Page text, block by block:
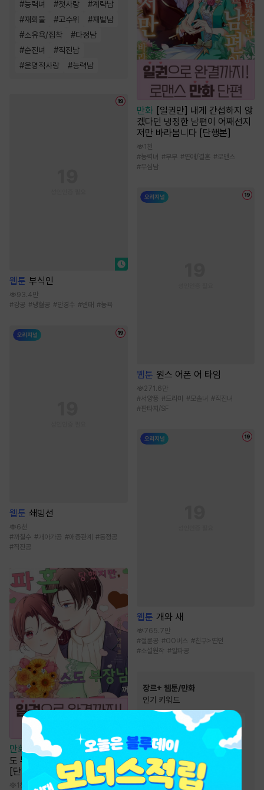
#능력녀 #첫사랑 #계략남
#재회물 #고수위 #재벌남
#소유욕/집착 #다정남
#순진녀 #직진남
#운명적사랑 #능력남
웹툰 부식인
93.4만
#강공 #냉혈공 #안경수 #변태 #능욕
웹툰 쇄빙선
6천
#까칠수 # 개아가공 #애증관계 #동정공
#직진공
만화
[일권만] 파혼당했지만, 스
도 부장님께 사랑받고 있습니다
[단행본]
1천
만화 [일권만] 내게 간섭하지 않
겠다던 냉정한 남편이 어째선지
저만 바라봅니다 [단행본]
1천
#능력녀 #부부 #연애/결혼 #로맨스
#무심남
웹툰 원스 어폰 어 타임
271.6만
#서양풍 #드라마 #모솔녀 #직진녀
#판타지/SF
웹툰 개와 새
765.7만
#절륜공 #OO버스 #친구>연인
#소설원작 #알파공
장르+ 웹툰/만화
인기 키워드
초능력
복수물
#우정
동물
#성장물
#영상화 #오피스물
#역사/시대물 #인외존재